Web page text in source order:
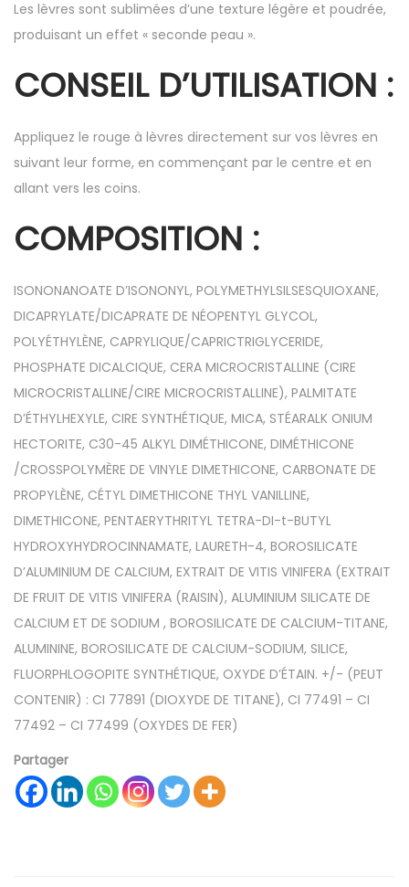
Les lèvres sont sublimées d’une texture légère et poudrée,
produisant un effet « seconde peau ».
CONSEIL D’UTILISATION :
Appliquez le rouge à lèvres directement sur vos lèvres en
suivant leur forme, en commençant par le centre et en
allant vers les coins.
COMPOSITION :
ISONONANOATE D’ISONONYL, POLYMETHYLSILSESQUIOXANE,
DICAPRYLATE/DICAPRATE DE NÉOPENTYL GLYCOL,
POLYÉTHYLÈNE, CAPRYLIQUE/CAPRICTRIGLYCERIDE,
PHOSPHATE DICALCIQUE, CERA MICROCRISTALLINE (CIRE
MICROCRISTALLINE/CIRE MICROCRISTALLINE), PALMITATE
D’ÉTHYLHEXYLE, CIRE SYNTHÉTIQUE, MICA, STÉARALK ONIUM
HECTORITE, C30-45 ALKYL DIMÉTHICONE, DIMÉTHICONE
/CROSSPOLYMÈRE DE VINYLE DIMETHICONE, CARBONATE DE
PROPYLÈNE, CÉTYL DIMETHICONE THYL VANILLINE,
DIMETHICONE, PENTAERYTHRITYL TETRA-DI-t-BUTYL
HYDROXYHYDROCINNAMATE, LAURETH-4, BOROSILICATE
D’ALUMINIUM DE CALCIUM, EXTRAIT DE VITIS VINIFERA (EXTRAIT
DE FRUIT DE VITIS VINIFERA (RAISIN), ALUMINIUM SILICATE DE
CALCIUM ET DE SODIUM , BOROSILICATE DE CALCIUM-TITANE,
ALUMININE, BOROSILICATE DE CALCIUM-SODIUM, SILICE,
FLUORPHLOGOPITE SYNTHÉTIQUE, OXYDE D’ÉTAIN. +/- (PEUT
CONTENIR) : CI 77891 (DIOXYDE DE TITANE), CI 77491 – CI
77492 – CI 77499 (OXYDES DE FER)
Partager